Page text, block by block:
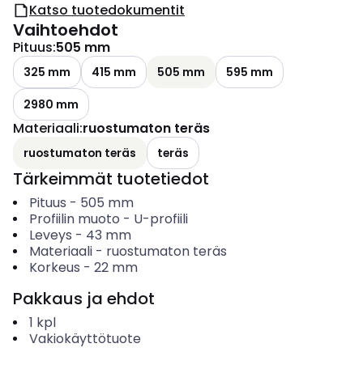
Katso tuotedokumentit
Vaihtoehdot
Pituus:505 mm
325 mm 415 mm 505 mm
595 mm
2980 mm
Materiaali:ruostumaton teräs
ruostumaton teräs teräs
Tärkeimmät tuotetiedot
Pituus - 505 mm
Profiilin muoto - U-profiili
Leveys - 43 mm
Materiaali- ruostumaton teräs
Korkeus - 22 mm
Pakkaus ja ehdot
1 kpl
Vakiokäyttötuote